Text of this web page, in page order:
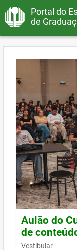
Portal do
de
Aulão do
de
Vestibular